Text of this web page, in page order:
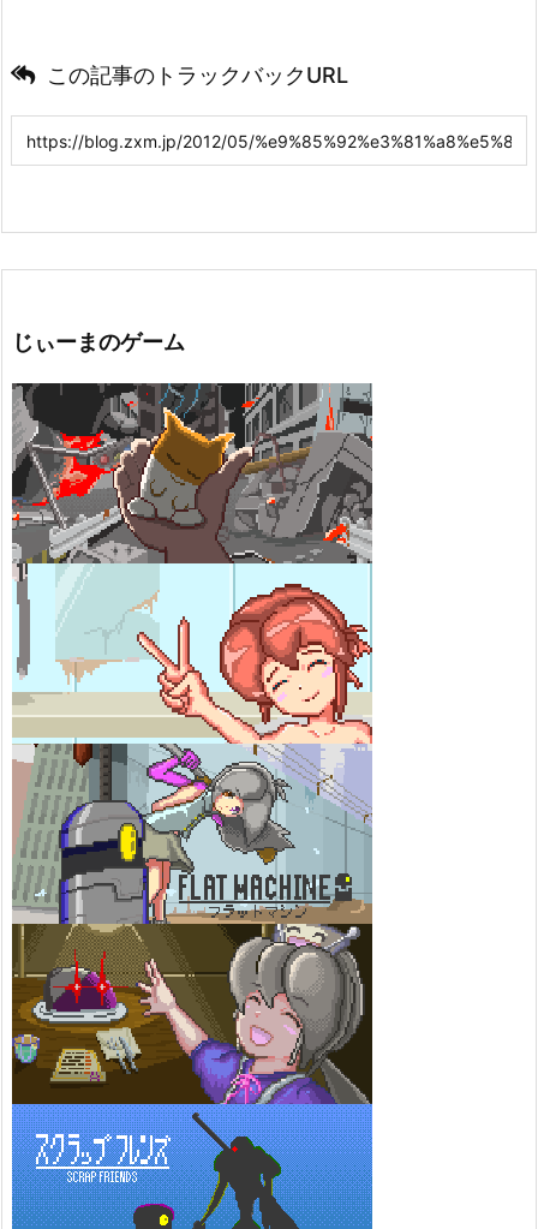
この記事のトラックバックURL
じぃーまのゲーム